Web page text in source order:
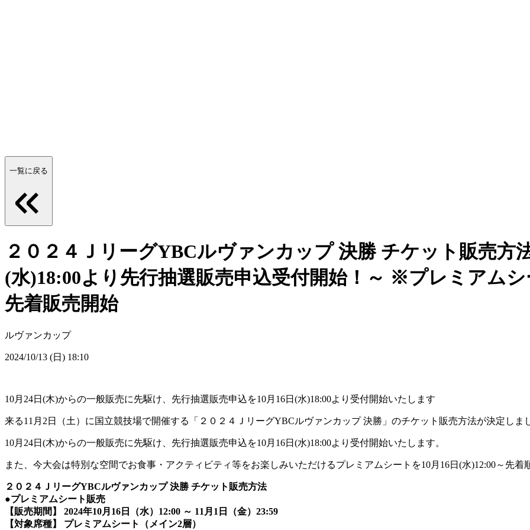
一覧に戻る
２０２４ＪリーグYBCルヴァンカップ 決勝 チケット販売方
(水)18:00より先行抽選販売申込受付開始！～ ※プレミアムシ
先着販売開始
ルヴァンカップ
2024/10/13 (日) 18:10
10月24日(木)からの一般販売に先駆け、先行抽選販売申込を10月16日(水)18:00より受付開始いたします
来る11月2日（土）に国立競技場で開催する「２０２４ＪリーグYBCルヴァンカップ 決勝」のチケット販売方法が決定しま
10月24日(木)からの一般販売に先駆け、先行抽選販売申込を10月16日(水)18:00より受付開始いたします。
また、今大会は特別な空間でお食事・アクティビティ等をお楽しみいただけるプレミアムシートを10月16日(水)12:00～先着
２０２４ＪリーグYBCルヴァンカップ 決勝 チケット販売方法
●プレミアムシート販売
【販売期間】 2024年10月16日（水）12:00 ～ 11月1日（金）23:59
【対象席種】
プレミアムシート（メイン2層）